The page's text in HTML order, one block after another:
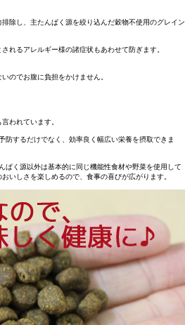
除し、主たんぱく源を絞り込んだ穀物不使用のグレイン
れるアレルギー様の諸症状もあわせて防ぎます。
のでお腹に負担をかけません。
われています。
防するだけでなく、効率良く幅広い栄養を摂取できま
ぱく源以外は基本的に同じ機能性食材や野菜を使用して
いしさを楽しめるので、食事の喜びが広がります。